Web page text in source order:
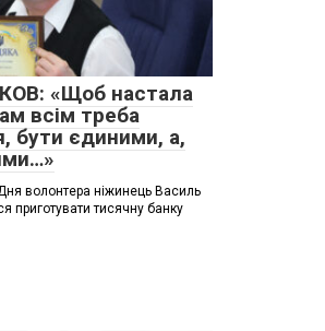
«Щоб настала
всім треба
бути єдиними, а,
волонтера ніжинець Василь
приготувати тисячну банку